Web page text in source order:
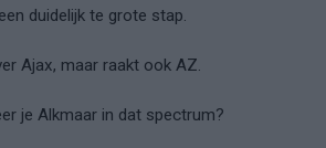
duidelijk te grote stap.
Ajax, maar raakt ook AZ.
je Alkmaar in dat spectrum?